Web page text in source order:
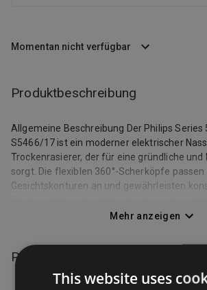
Momentan nicht verfügbar
Produktbeschreibung
Allgemeine Beschreibung Der Philips Series
S5466/17 ist ein moderner elektrischer
Trockenrasierer, der für eine gründliche
sorgt. Die flexiblen 360°-Scherköpfe
Gesichtskonturen an und gewährleisten
zuverlässig rasiert werden können. Die
eine angenehme Rasur bei gleichzeitig
Rasierer kann sowohl trocken als auch unter
mit Rasierschaum verwendet werden. Ein
SmartClick-Präzisionstrimmer hilft beim
Mehr anzeigen
Produktspezifikationen
This website uses